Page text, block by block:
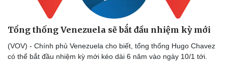
Tổng thống Venezuela sẽ bắt đầu nhiệm kỳ mới
(VOV) - Chính phủ Venezuela cho biết, tổng thống Hugo Chavez
có thể bắt đầu nhiệm kỳ mới kéo dài 6 năm vào ngày 10/1 tới.